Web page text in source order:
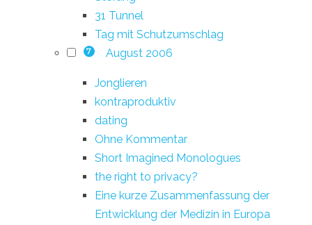
31 Tunnel
Tag mit Schutzumschlag
7 August 2006
Jonglieren
kontraproduktiv
dating
Ohne Kommentar
Short Imagined Monologues
the right to privacy?
Eine kurze Zusammenfassung der
Entwicklung der Medizin in Europa